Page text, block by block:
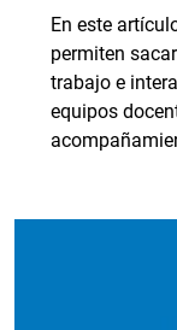
En este
permiten
trabajo e
equipos